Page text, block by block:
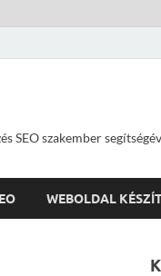
SEO szakember
WEBOLDAL